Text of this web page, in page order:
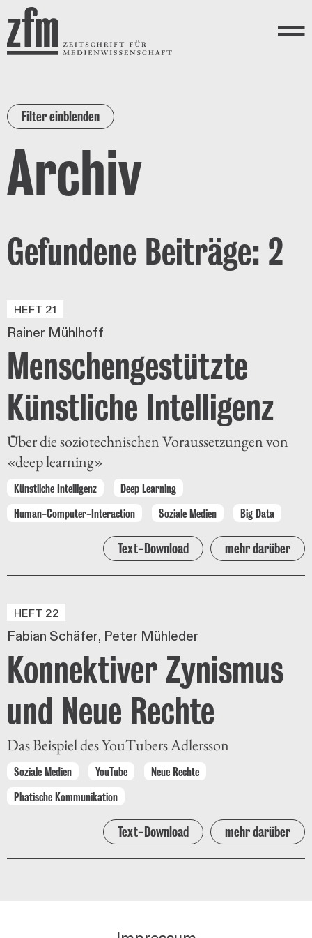
Direkt zum Inhalt
ZEITSCHRIFT FÜR
MEDIENWISSENSCHAFT
Menü
Filter einblenden
Archiv
Gefundene Beiträge: 2
HEFT 21
Rainer Mühlhoff
Menschengestützte
Künstliche Intelligenz
Über die soziotechnischen Voraussetzungen von
«deep learning»
Künstliche Intelligenz
Deep Learning
Human-Computer-Interaction
Soziale Medien Big Data
Text-Download mehr darüber
HEFT 22
Fabian Schäfer Peter Mühleder
Konnektiver Zynismus
und Neue Rechte
Das Beispiel des YouTubers Adlersson
Soziale Medien YouTube
Neue Rechte
Phatische Kommunikation
Text-Download mehr darüber